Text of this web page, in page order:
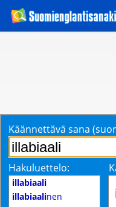
Käännettävä sana
Hakuluettelo:
illabiaali
illabiaalinen